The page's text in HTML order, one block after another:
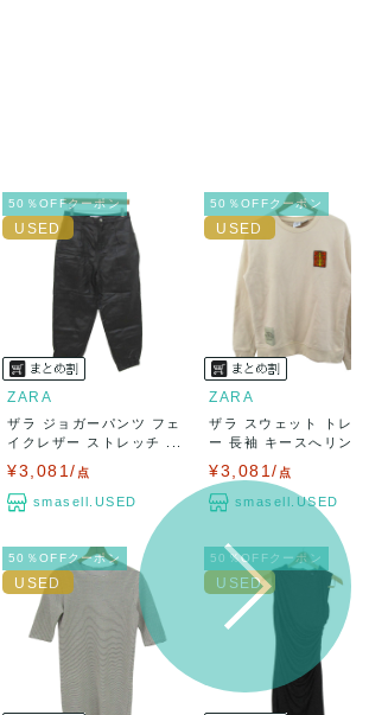
50％OFFクーポン
ZARA
ザラ ジョガーパンツ フェ
イクレザー ストレッチ ...
¥3,081/ 点
smasell.USED
50％OFFクーポン
ZARA
ザラ スウェット トレ
ー 長袖 キースへリン
¥3,081/ 点
smasell.USED
50％OFFクーポン 50％OFFクーポン